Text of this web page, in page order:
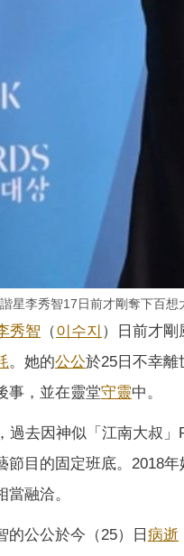
星李秀智17日前才剛奪下百想
秀智 （이수지 ）日前才
。她的公公於25日不幸離
事，並在靈堂守靈中。
過去因神似「江南大叔
節目的固定班底。2018
融洽。
的公公於今（25）日 病逝